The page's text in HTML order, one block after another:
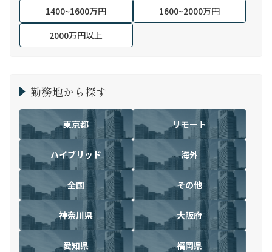
1400~1600万円
1600~2000万円
2000万円以上
勤務地から探す
東京都 リモート
ハイブリッド 海外
全国 その他
神奈川県 大阪府
愛知県 福岡県